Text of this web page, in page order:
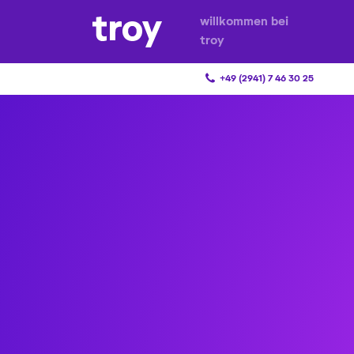
willkommen bei
troy
+49 (2941) 7 46 30 25